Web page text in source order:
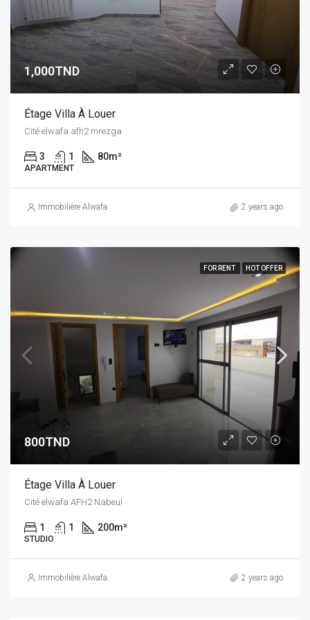
1,000TND
Étage Villa À Louer
Cité elwafa afh2 mrezga
3 1 80m²
APARTMENT
Immobilière Alwafa 2 years ago
FOR RENT HOT OFFER
800TND
Étage Villa À Louer
Cité elwafa AFH2 Nabeul
1 1 200m²
STUDIO
Immobilière Alwafa 2 years ago